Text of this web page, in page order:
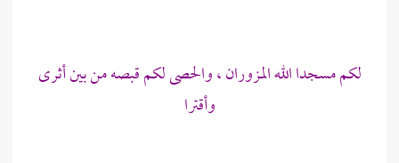
لكم مسجدا الله المزوران ، والحصى لكم قبصه من بين أثرى
وأقترا